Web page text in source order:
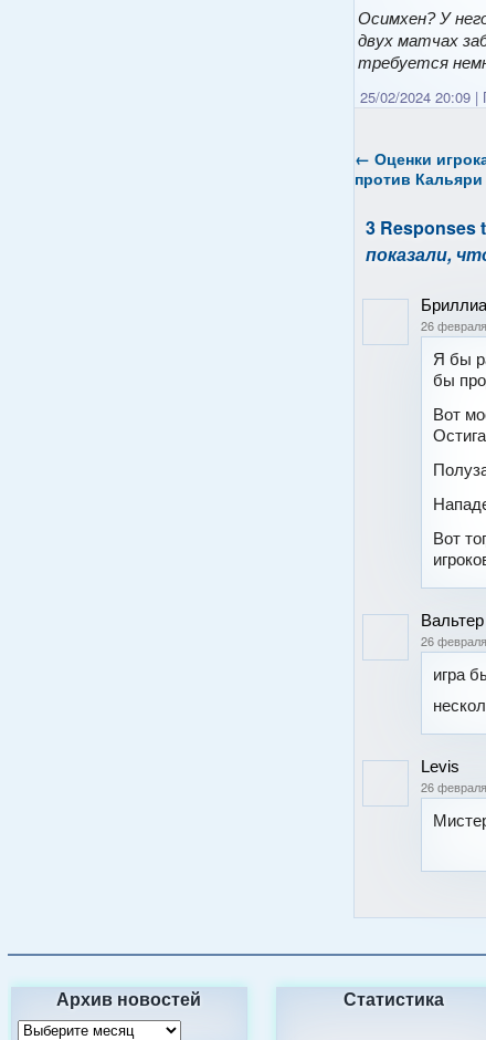
Осимхен? У
двух матчах
требуется
25/02/2024 20:09 |
← Оценки
против Кальяри
3 Responses
показали,
26
Я бы
бы
Вот
Вот
Вальтер
26
игра
Levis
26
Архив новостей Статистика